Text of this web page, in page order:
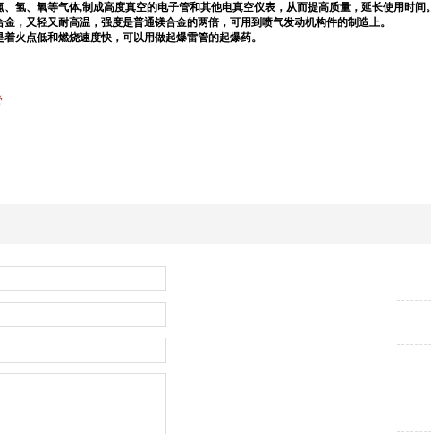
、氢、氧等气体,制成高度真空的电子管和其他电真空仪表，从而提高质量，延长使用时间。
金，又轻又耐高温，强度是普通镁合金的两倍，可用到喷气发动机构件的制造上。
着火点低和燃烧速度快，可以用做起爆雷管的起爆药。